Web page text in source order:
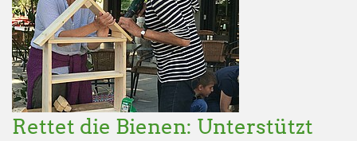
Rettet die Bienen: Unterstützt